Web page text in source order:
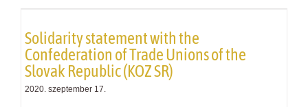
Solidarity statement with the
Confederation of Trade Unions of the
Slovak Republic (KOZ SR)
2020. szeptember 17.